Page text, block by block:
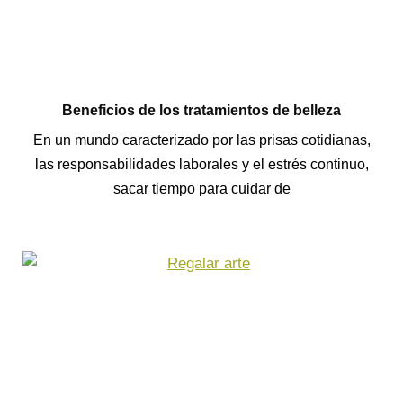
Beneficios de los tratamientos de belleza
En un mundo caracterizado por las prisas cotidianas,
las responsabilidades laborales y el estrés continuo,
sacar tiempo para cuidar de